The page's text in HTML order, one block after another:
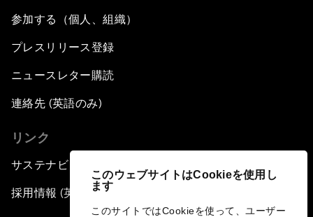
このウェブサイトはCookieを使用し
ます
このサイトではCookieを使って、ユーザー
参加する（個人、組織）
プレスリリース登録
ニュースレター購読
連絡先 (英語のみ)
リンク
サステナビリティへの取り組み
採用情報 (英語のみ)